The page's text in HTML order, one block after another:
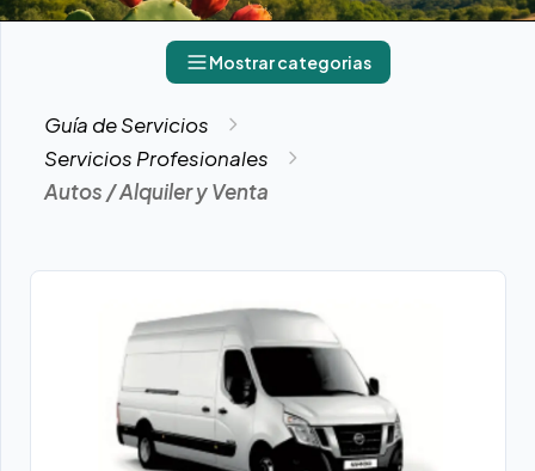
Mostrar categorias
Guía de Servicios
Servicios Profesionales
Autos / Alquiler y Venta